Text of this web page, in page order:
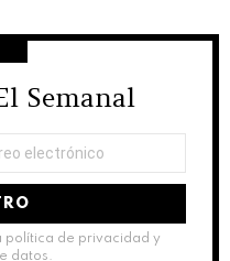
Semanal
política de privacidad y
datos.